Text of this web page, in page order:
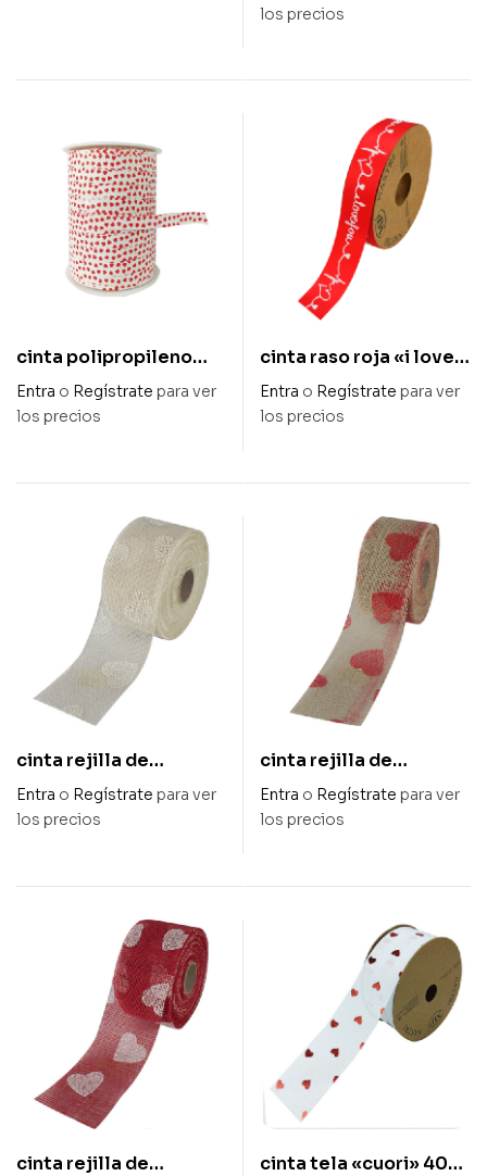
los precios
cinta polipropileno
cuore 10 mm x 250 m
Entra o Regístrate para ver
los precios
cinta raso roja «i love
you» 25 mm x 20 m
Entra o Regístrate para ver
los precios
cinta rejilla de
algodón blanco
corazón blanco «love»
Entra o Regístrate para ver
los precios
cinta rejilla de
algodón natural
corazón rojo «love» 70
Entra o Regístrate para ver
los precios
cinta rejilla de cinta tela «cuori» 40